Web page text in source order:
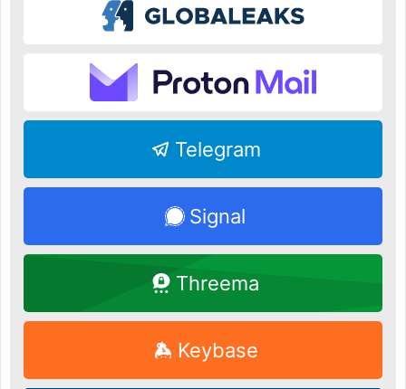
Telegram
Signal
Threema
Keybase